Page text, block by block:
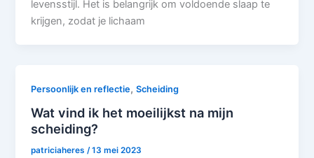
levensstijl. Het is belangrijk om voldoende slaap te
krijgen, zodat je lichaam
Persoonlijk en reflectie,Scheiding
Wat vind ik het moeilijkst na mijn
scheiding?
patriciaheres/13 mei 2023